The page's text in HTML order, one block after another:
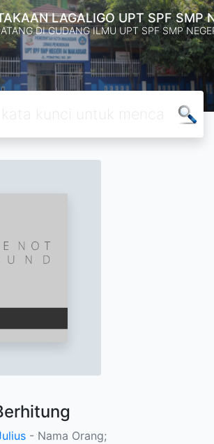
LAGALIGO UPT SPF SMP
DI GUDANG ILMU UPT SPF SMP
- Nama Orang;